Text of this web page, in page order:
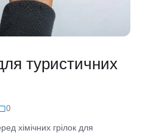
туристичних
0
хімічних грілок для